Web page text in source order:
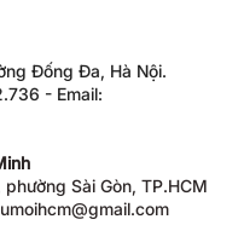
Đống Đa, Hà Nội.
- Email:
Sài Gòn, TP.HCM